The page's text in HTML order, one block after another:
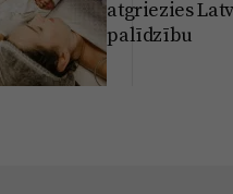
atgriezies
palīdzību